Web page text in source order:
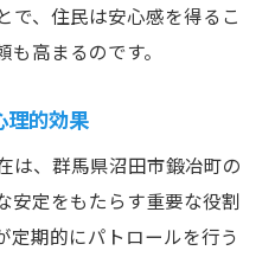
で、住民は安心感を得るこ
高まるのです。
理的効果
は、群馬県沼田市鍛冶町の
安定をもたらす重要な役割
定期的にパトロールを行う